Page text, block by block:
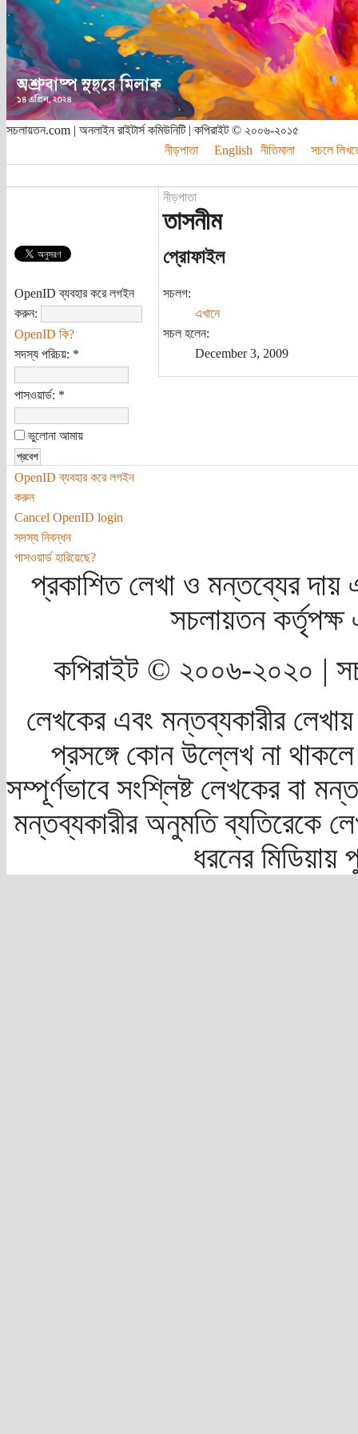
সচলায়তন.com | অনলাইন রাইটার্স কমিউনিটি | কপিরাইট © ২০০৬-২০১৫
নীড়পাতা
English নীতিমালা সচলে
OpenID ব্যবহার করে লগইন
করুন:
OpenID কি?
সদস্য পরিচয়: *
পাসওয়ার্ড: *
ভুলোনা আমায়
OpenID ব্যবহার করে লগইন
করুন
Cancel OpenID login
সদস্য নিবন্ধন
পাসওয়ার্ড হারিয়েছে?
নীড়পাতা
তাসনীম
প্রোফাইল
সচলগ:
এখানে
সচল হলেন:
December 3, 2009
প্রকাশিত লেখা ও মন্তব্যের দায়
সচলায়তন
কপিরাইট © ২০০৬-২০২০ |
লেখকের এবং মন্তব্যকারীর
প্রসঙ্গে কোন উল্লেখ না
সম্পূর্ণভাবে সংশ্লিষ্ট লেখকের বা
মন্তব্যকারীর অনুমতি ব্যতিরেকে
ধরনের মিডিয়ায়